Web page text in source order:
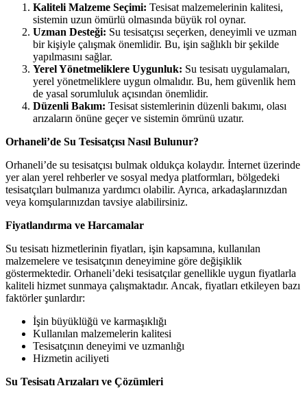
Kaliteli Malzeme Seçimi: Tesisat malzemelerinin kalitesi,
sistemin uzun ömürlü olmasında büyük rol oynar.
Uzman Desteği: Su tesisatçısı seçerken, deneyimli ve uzman
bir kişiyle çalışmak önemlidir. Bu, işin sağlıklı bir şekilde
yapılmasını sağlar.
Yerel Yönetmeliklere Uygunluk: Su tesisatı uygulamaları,
yerel yönetmeliklere uygun olmalıdır. Bu, hem güvenlik hem
de yasal sorumluluk açısından önemlidir.
Düzenli Bakım: Tesisat sistemlerinin düzenli bakımı, olası
arızaların önüne geçer ve sistemin ömrünü uzatır.
Orhaneli’de Su Tesisatçısı Nasıl Bulunur?
Orhaneli’de su tesisatçısı bulmak oldukça kolaydır. İnternet üzerinde
yer alan yerel rehberler ve sosyal medya platformları, bölgedeki
tesisatçıları bulmanıza yardımcı olabilir. Ayrıca, arkadaşlarınızdan
veya komşularınızdan tavsiye alabilirsiniz.
Fiyatlandırma ve Harcamalar
Su tesisatı hizmetlerinin fiyatları, işin kapsamına, kullanılan
malzemelere ve tesisatçının deneyimine göre değişiklik
göstermektedir. Orhaneli’deki tesisatçılar genellikle uygun fiyatlarla
kaliteli hizmet sunmaya çalışmaktadır. Ancak, fiyatları etkileyen bazı
faktörler şunlardır:
İşin büyüklüğü ve karmaşıklığı
Kullanılan malzemelerin kalitesi
Tesisatçının deneyimi ve uzmanlığı
Hizmetin aciliyeti
Su Tesisatı Arızaları ve Çözümleri